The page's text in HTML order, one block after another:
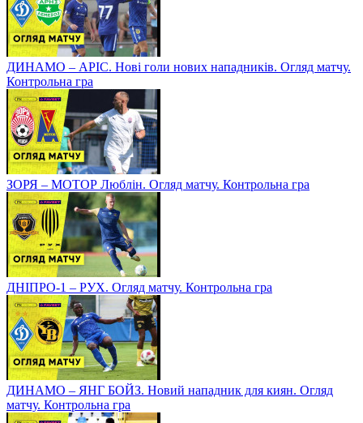
ДИНАМО – АРІС. Нові голи нових нападників. Огляд матчу.
Контрольна гра
ЗОРЯ – МОТОР Люблін. Огляд матчу. Контрольна гра
ДНІПРО-1 – РУХ. Огляд матчу. Контрольна гра
ДИНАМО – ЯНГ БОЙЗ. Новий нападник для киян. Огляд
матчу. Контрольна гра